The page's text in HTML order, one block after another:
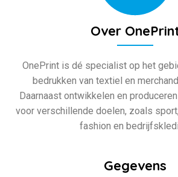
Over
OnePrint is dé specialist op het
bedrukken van textiel en
Daarnaast ontwikkelen en
voor verschillende doelen, zoals
fashion en
Gegevens